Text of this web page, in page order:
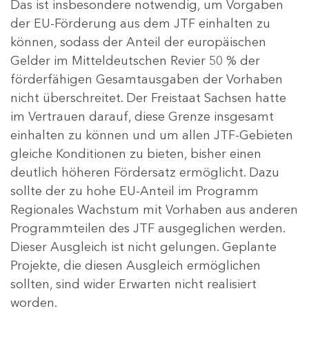
Das ist insbesondere notwendig, um Vorgaben
der EU-Förderung aus dem JTF einhalten zu
können, sodass der Anteil der europäischen
Gelder im Mitteldeutschen Revier 50 % der
förderfähigen Gesamtausgaben der Vorhaben
nicht überschreitet. Der Freistaat Sachsen hatte
im Vertrauen darauf, diese Grenze insgesamt
einhalten zu können und um allen JTF-Gebieten
gleiche Konditionen zu bieten, bisher einen
deutlich höheren Fördersatz ermöglicht. Dazu
sollte der zu hohe EU-Anteil im Programm
Regionales Wachstum mit Vorhaben aus anderen
Programmteilen des JTF ausgeglichen werden.
Dieser Ausgleich ist nicht gelungen. Geplante
Projekte, die diesen Ausgleich ermöglichen
sollten, sind wider Erwarten nicht realisiert
worden.